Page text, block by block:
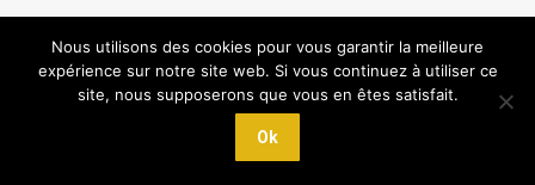
Nous utilisons des cookies pour vous garantir la meilleure
expérience sur notre site web. Si vous continuez à utiliser ce
site, nous supposerons que vous en êtes satisfait.
Ok